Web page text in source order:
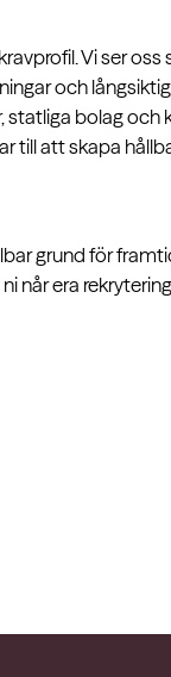
Vi ser oss
och
statliga bolag och
till att skapa
grund för
når era